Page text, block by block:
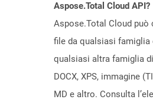
Aspose.Total Cloud API?
Aspose.Total Cloud
file da qualsiasi famiglia
qualsiasi altra famiglia
DOCX, XPS, immagine
MD e altro. Consulta